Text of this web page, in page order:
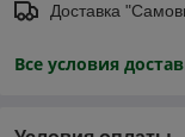
Доставка
Все условия